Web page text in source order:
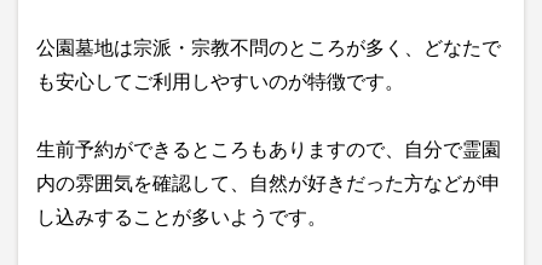
公園墓地は宗派・宗教不問のところが多く、どなたで
も安心してご利用しやすいのが特徴です。
生前予約ができるところもありますので、自分で霊園
内の雰囲気を確認して、自然が好きだった方などが申
し込みすることが多いようです。